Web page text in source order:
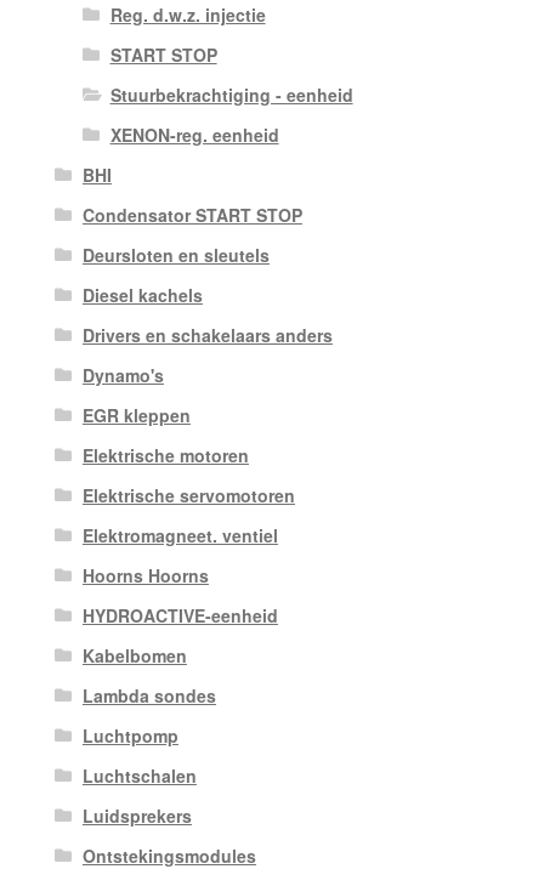
Reg. d.w.z. injectie
START STOP
Stuurbekrachtiging - eenheid
XENON-reg. eenheid
BHI
Condensator START STOP
Deursloten en sleutels
Diesel kachels
Drivers en schakelaars anders
Dynamo's
EGR kleppen
Elektrische motoren
Elektrische servomotoren
Elektromagneet. ventiel
Hoorns Hoorns
HYDROACTIVE-eenheid
Kabelbomen
Lambda sondes
Luchtpomp
Luchtschalen
Luidsprekers
Ontstekingsmodules